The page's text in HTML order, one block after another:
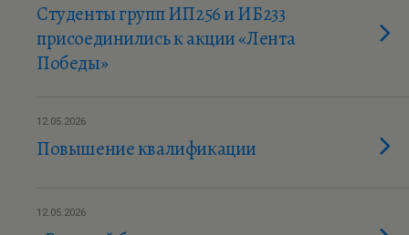
Студенты групп ИП256 и ИБ233
присоединились к акции «Лента
Победы»
12.05.2026
Повышение квалификации
12.05.2026